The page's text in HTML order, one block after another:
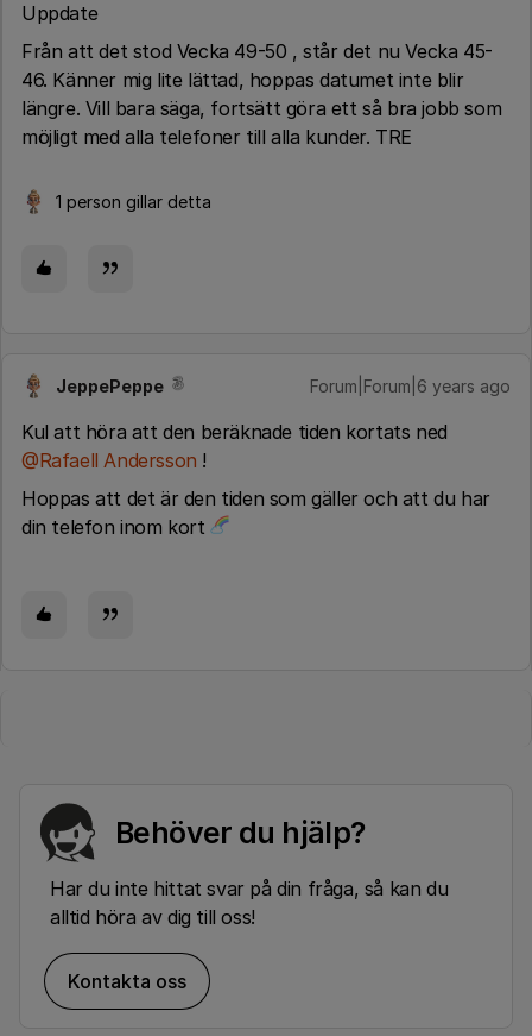
Uppdate
Från att det stod Vecka 49-50 , står det nu Vecka 45-
46. Känner mig lite lättad, hoppas datumet inte blir
längre. Vill bara säga, fortsätt göra ett så bra jobb som
möjligt med alla telefoner till alla kunder. TRE
1 person gillar detta
JeppePeppe Forum|Forum|6 years ago
Kul att höra att den beräknade tiden kortats ned
@Rafaell Andersson !
Hoppas att det är den tiden som gäller och att du har
din telefon inom kort
Behöver du hjälp?
Har du inte hittat svar på din fråga, så kan du
alltid höra av dig till oss!
Kontakta oss